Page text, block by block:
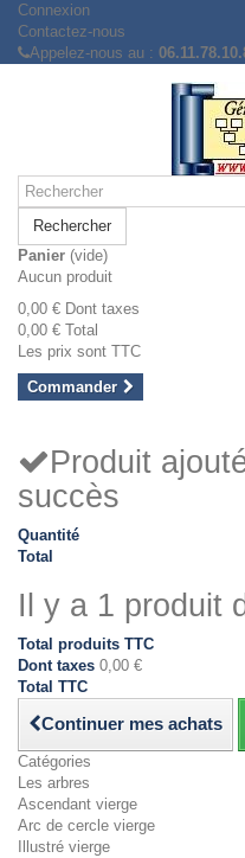
Connexion
Contactez-nous
Appelez-nous au :
Rechercher
Panier (vide)
Aucun produit
0,00 € Dont taxes
0,00 € Total
Les prix sont TTC
Commander
Produit
succès
Quantité
Total
Il y a 1 produit
Total produits TTC
Dont taxes 0,00 €
Total TTC
Continuer mes achats
Catégories
Les arbres
Ascendant vierge
Arc de cercle vierge
Illustré vierge